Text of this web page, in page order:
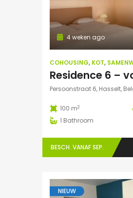
4 weken ago
COHOUSING, KOT,
Persoonstraat 6, Hasselt,
100 m2
1 Bathroom
BESCH. VANAF SEP.
NIEUW